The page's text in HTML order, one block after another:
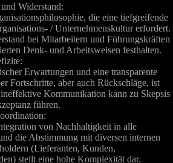
Widerstand:
die eine tiefgreifende
/ Unternehmenskultur erfordert.
bei Mitarbeitern und Führungskräften
Denk- und Arbeitsweisen festhalten.
Erwartungen und eine transparente
Fortschritte, aber auch Rückschläge, ist
Kommunikation kann zu Skepsis
führen.
von Nachhaltigkeit in alle
die Abstimmung mit diversen internen
(Lieferanten, Kunden,
stellt eine hohe Komplexität dar.